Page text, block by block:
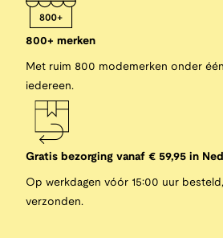
800+ merken
Met ruim 800 modemerken onder
iedereen.
Gratis bezorging vanaf € 59,95 in
Op werkdagen vóór 15:00 uur
verzonden.